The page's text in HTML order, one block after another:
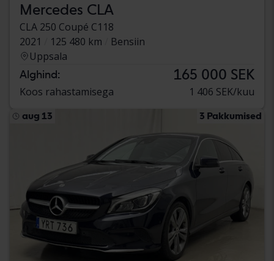
Mercedes CLA
CLA 250 Coupé C118
2021
125 480 km
Bensiin
Uppsala
Alghind: 165 000 SEK
Koos rahastamisega 1 406 SEK/kuu
aug 13 3 Pakkumised